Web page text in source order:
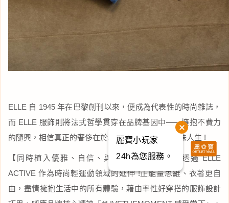
ELLE 自 1945 年在巴黎創刊以來，便成為代表性的時尚雜誌，
而 ELLE 服飾則將法式哲學貫穿在品牌基因中——擁抱不費力
的隨興，相信真正的奢侈在於輕鬆做自己,率性地品味人生 !
【同時植入優雅、自信、與活力的巴黎態度】透過 ELLE
ACTIVE 作為時尚輕運動領域的延伸 !正能量思維、衣著更自
由，盡情擁抱生活中的所有體驗，藉由率性好穿搭的服飾設計
麗寶小玩家
24h為您服務。